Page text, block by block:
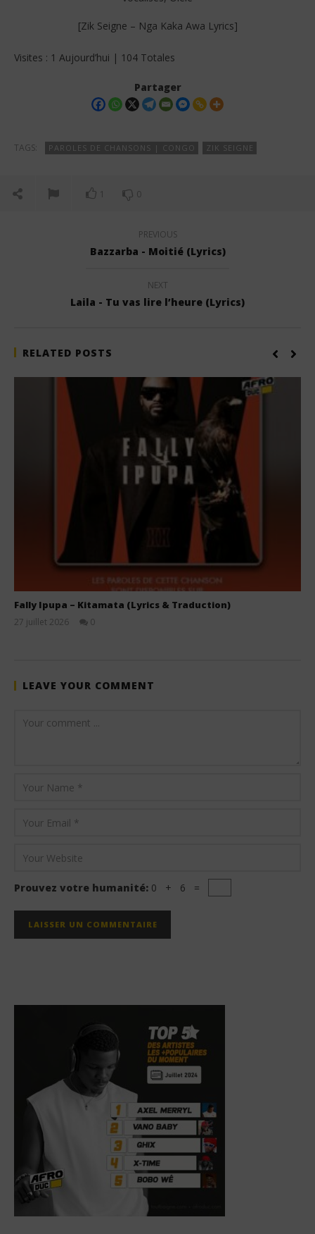
[Zik Seigne – Nga Kaka Awa Lyrics]
Visites : 1 Aujourd’hui | 104 Totales
Partager
TAGS: PAROLES DE CHANSONS | CONGO ZIK SEIGNE
1 0
PREVIOUS
Bazzarba - Moitié (Lyrics)
NEXT
Laila - Tu vas lire l’heure (Lyrics)
RELATED POSTS
Fally Ipupa – Kitamata (Lyrics & Traduction)
27 juillet 2026
0
LEAVE YOUR COMMENT
Prouvez votre humanité: 0 + 6 =